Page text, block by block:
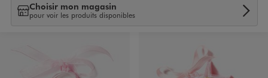
Choisir mon magasin
pour voir les produits disponibles